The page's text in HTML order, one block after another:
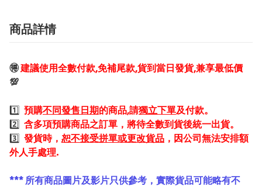
商品詳情
🉐建議使用全數付款,免補尾款,貨到當日發貨,兼享最低價
💯
1️⃣ 預購不同發售日期的商品,請獨立下單及付款。
2️⃣ 含多項預購商品之訂單，將待全數到貨後統一出貨。
3️⃣ 發貨時， 恕不接受拼單或更改貨品 ，因公司無法安排額
外人手處理.
*** 所有商品圖片及影片只供參考，實際貨品可能略有不